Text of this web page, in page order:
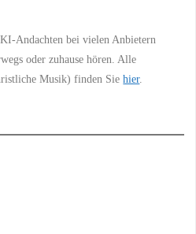
Andachten bei vielen Anbietern
oder zuhause hören. Alle
Musik) finden Siehier.